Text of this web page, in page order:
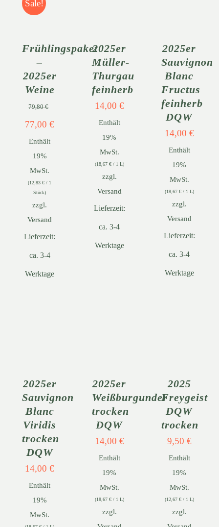
WARENKORB
Sale!
WARENKORB
/
Frühlingspaket
–
2025er
Weine
79,80€
Ursprünglicher
Preis
war:
79,80 €
77,00€Aktueller
Enthält
19%
MwSt.
(12,83€ / 1
Stück)
zzgl.
Versand
Lieferzeit:
ca. 3-4
Werktage
2025er
Müller-
Thurgau
feinherb
14,00 €
Enthält
19%
MwSt.
(18,67 €/ 1 L)
zzgl.
Versand
Lieferzeit:
ca. 3-4
Werktage
2025er
Sauvignon
Blanc
Fructus
feinherb
DQW
14,00 €
Enthält
19%
MwSt.
(18,67 €/ 1 L)
zzgl.
Versand
Lieferzeit:
ca. 3-4
Werktage
2025er
Sauvignon
Blanc
Viridis
trocken
DQW
14,00€
Enthält
19%
MwSt.
2025er
Weißburgunder
trocken
DQW
14,00 €
Enthält
19%
MwSt.
(18,67 €/ 1 L)
zzgl.
2025
Freygeist
DQW
trocken
9,50 €
Enthält
19%
MwSt.
(12,67 €/ 1 L)
zzgl.